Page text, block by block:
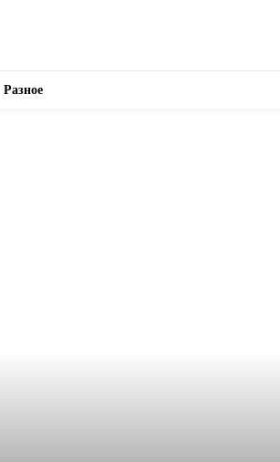
Разное